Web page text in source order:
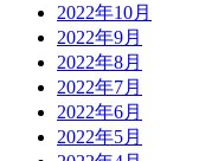
2022年10月
2022年9月
2022年8月
2022年7月
2022年6月
2022年5月